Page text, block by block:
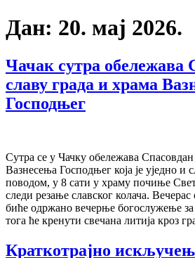
Дан: 20. мај 2026.
Чачак сутра обележава
славу града и храма
Господњег
Сутра се у Чачку обележава Спасовдан
Вазнесења Господњег која је уједно и
поводом, у 8 сати у храму почиње
следи резање славског колача. Вечерас
биће одржано вечерње богослужење
тога ће кренути свечана литија кроз
Краткотрајно